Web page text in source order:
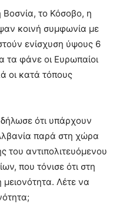
το Κόσοβο, η
κοινή συμφωνία με
ενίσχυση ύψους 6
τα φάνε οι Ευρωπαίοι
οι κατά τόπους
ότι υπάρχουν
παρά στη χώρα
του αντιπολιτευόμενου
που τόνισε ότι στη
Λέτε να